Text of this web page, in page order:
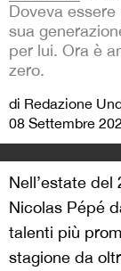
Doveva
sua
per lui. Ora è
zero.
di Redazione
08 Settembre
Nell’estate
Nicolas Pépé
talenti più
stagione da